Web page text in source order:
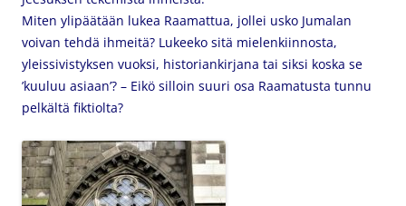
Miten ylipäätään lukea Raamattua, jollei usko Jumalan
voivan tehdä ihmeitä? Lukeeko sitä mielenkiinnosta,
yleissivistyksen vuoksi, historiankirjana tai siksi koska se
’kuuluu asiaan’? – Eikö silloin suuri osa Raamatusta tunnu
pelkältä fiktiolta?